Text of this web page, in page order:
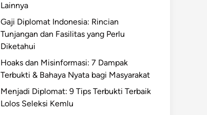
Lainnya
Gaji Diplomat Indonesia: Rincian
Tunjangan dan Fasilitas yang Perlu
Diketahui
Hoaks dan Misinformasi: 7 Dampak
Terbukti & Bahaya Nyata bagi Masyarakat
Menjadi Diplomat: 9 Tips Terbukti Terbaik
Lolos Seleksi Kemlu